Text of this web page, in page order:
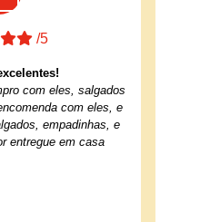
/5
com eles, salgados
com eles, e
empadinhas, e
entregue em casa